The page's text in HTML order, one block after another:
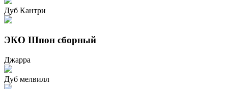
Дуб Кантри
ЭКО Шпон сборный
Джарра
Дуб мелвилл